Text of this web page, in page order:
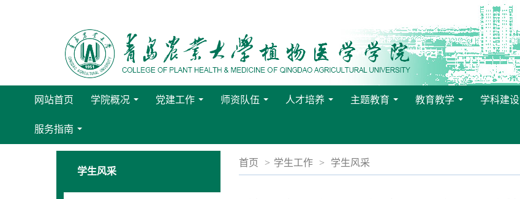
网站首页 学院概况 党建工作 师资队伍 人才培养 主题教育 教育教学 学科建设
服务指南
学生风采
首页 > 学生工作 > 学生风采